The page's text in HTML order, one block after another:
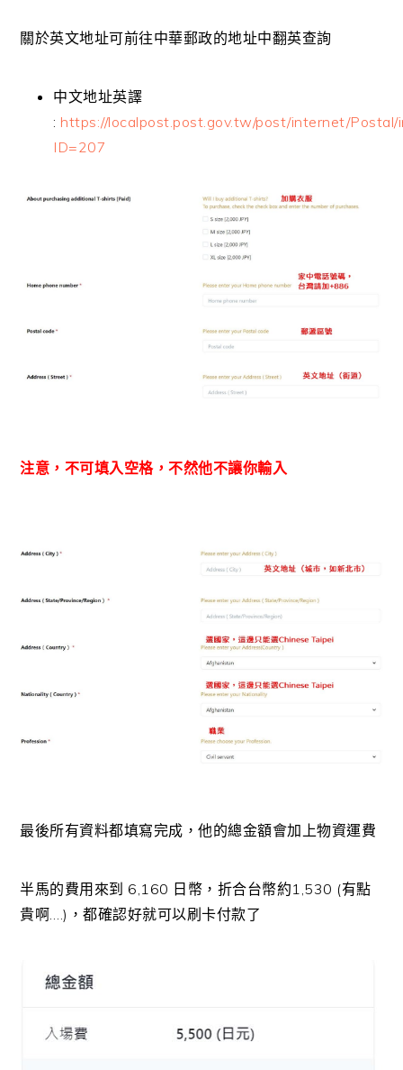
關於英文地址可前往中華郵政的地址中翻英查詢
中文地址英譯
: https://localpost.post.gov.tw/post/internet/Postal/
ID=207
注意，不可填入空格，不然他不讓你輸入
最後所有資料都填寫完成，他的總金額會加上物資運費
半馬的費用來到 6,160 日幣，折合台幣約1,530 (有點
貴啊….)，都確認好就可以刷卡付款了